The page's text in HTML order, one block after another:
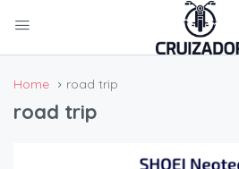
Home road trip
road trip